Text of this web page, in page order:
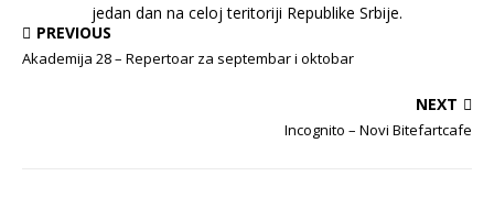
jedan dan na celoj teritoriji Republike Srbije.
PREVIOUS
Akademija 28 – Repertoar za septembar i oktobar
NEXT
Incognito – Novi Bitefartcafe